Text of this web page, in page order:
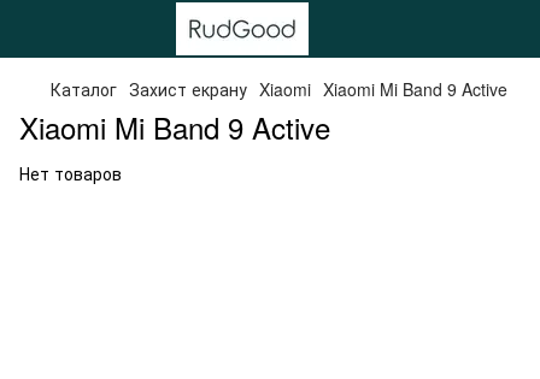
Каталог Захист екрану Xiaomi Xiaomi Mi Band 9 Active
Xiaomi Mi Band 9 Active
Нет товаров